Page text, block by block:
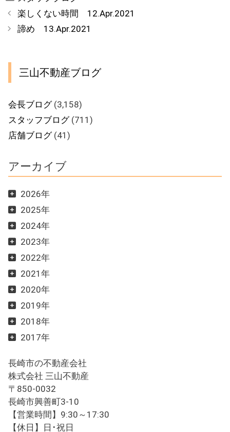
テ
リ
楽しくない時間 12.Apr.2021
諦め 13.Apr.2021
三山不動産ブログ
会長ブログ(3,158)
スタッフブログ(711)
店舗ブログ(41)
アーカイブ
2026年
2025年
2024年
2023年
2022年
2021年
2020年
2019年
2018年
2017年
長崎市の不動産会社
株式会社 三山不動産
〒850-0032
長崎市興善町3-10
【営業時間】9:30～17:30
【休日】日･祝日